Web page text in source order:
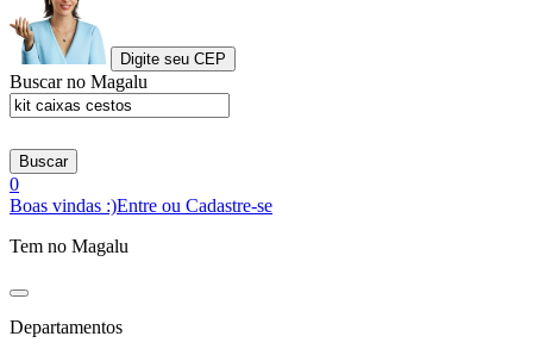
Digite seu CEP
Buscar no Magalu
Buscar
0
Boas vindas :)Entre ou Cadastre-se
Tem no Magalu
Departamentos